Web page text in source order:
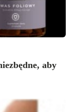
aby